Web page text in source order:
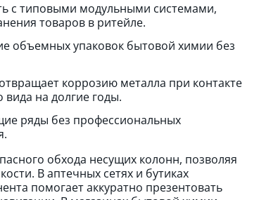
с типовыми модульными системами,
товаров в ритейле.
объемных упаковок бытовой химии без
коррозию металла при контакте
на долгие годы.
ряды без профессиональных
обхода несущих колонн, позволяя
В аптечных сетях и бутиках
помогает аккуратно презентовать